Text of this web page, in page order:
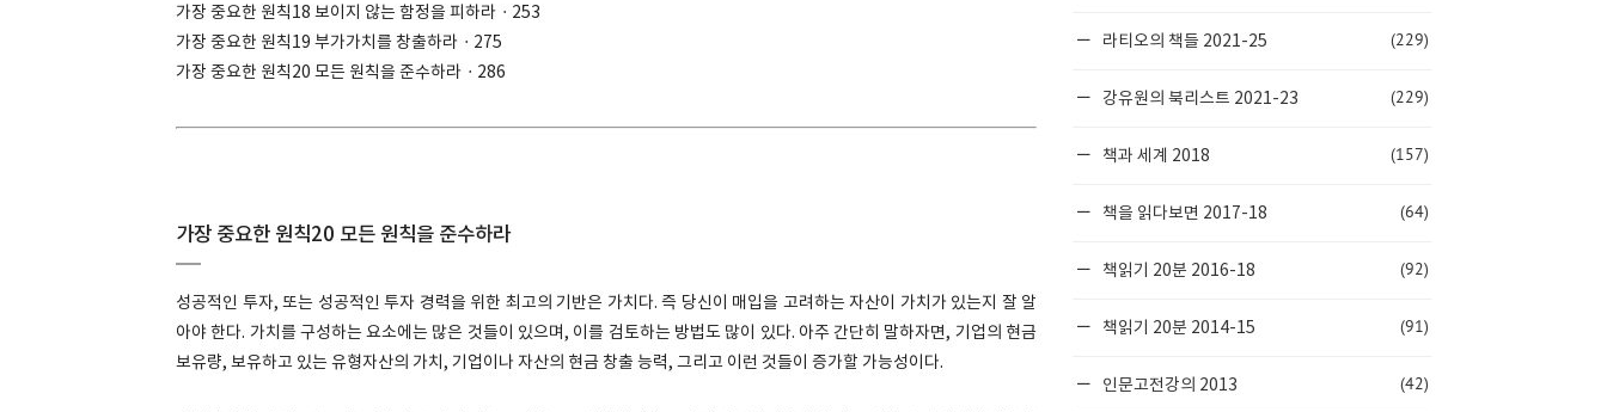
가장 중요한 원칙18 보이지 않는 함정을 피하라ㆍ253
가장 중요한 원칙19 부가가치를 창출하라ㆍ275
가장 중요한 원칙20 모든 원칙을 준수하라ㆍ286
가장 중요한 원칙20 모든 원칙을 준수하라
성공적인 투자, 또는 성공적인 투자 경력을 위한 최고의 기반은 가치다. 즉 당신이 매입을 고려하는 자산이 가치가 있는지 잘 알
아야 한다. 가치를 구성하는 요소에는 많은 것들이 있으며, 이를 검토하는 방법도 많이 있다. 아주 간단히 말하자면, 기업의 현금
보유량, 보유하고 있는 유형자산의 가치, 기업이나 자산의 현금 창출 능력, 그리고 이런 것들이 증가할 가능성이다.
라티오의 책들 2021-25 (229)
강유원의 북리스트 2021-23 (229)
책과 세계 2018 (157)
책을 읽다보면 2017-18 (64)
책읽기 20분 2016-18 (92)
책읽기 20분 2014-15 (91)
인문고전강의 2013 (42)